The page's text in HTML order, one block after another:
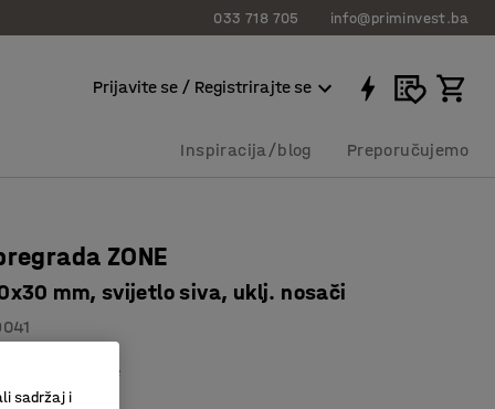
033 718 705 info@priminvest.ba
Prijavite se / Registrirajte se
Inspiracija/blog Preporučujemo
ZONE
mm, svijetlo siva, uklj. nosači
upijanje buke
spojnicama
sadržaj i